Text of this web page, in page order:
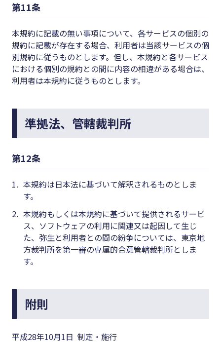
第11条
本規約に記載の無い事項について、各サービスの個別の
規約に記載が存在する場合、利用者は当該サービスの個
別規約に従うものとします。但し、本規約と各サービス
における個別の規約との間に内容の相違がある場合は、
利用者は本規約に従うものとします。
準拠法、管轄裁判所
第12条
1. 本規約は日本法に基づいて解釈されるものとしま
す。
2. 本規約もしくは本規約に基づいて提供されるサービ
ス、ソフトウェアの利用に関連又は起因して生じ
た、弥生と利用者との間の紛争については、東京地
方裁判所を第一審の専属的合意管轄裁判所としま
す。
附則
平成28年10月1日 制定・施行